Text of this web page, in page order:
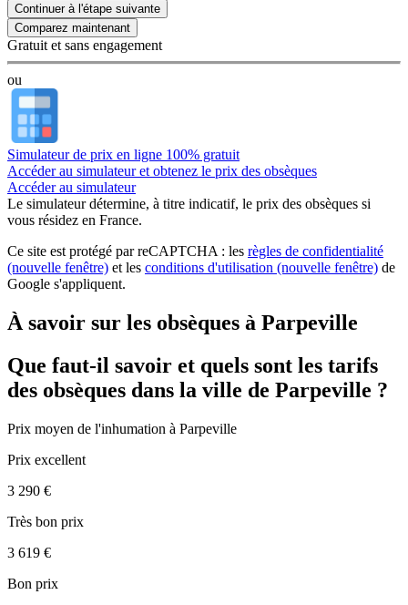
Continuer à l'étape suivante
Gratuit et sans engagement
ou
Simulateur de prix en ligne 100% gratuit
Accéder au simulateur et obtenez le prix des obsèques
Accéder au simulateur
Le simulateurdétermine, à titre indicatif, le prix des obsèques si
vous résidez en France.
Ce site est protégé par reCAPTCHA : les règles de confidentialité
(nouvelle fenêtre) et les conditions d'utilisation (nouvelle fenêtre) de
Google s'appliquent.
À savoir sur les obsèques à Parpeville
Que faut-il savoir et quels sont les tarifs
des obsèques dans la ville de Parpeville ?
Prix moyen de l'inhumation à Parpeville
Prix excellent
3 290 €
Très bon prix
3 619 €
Bon prix